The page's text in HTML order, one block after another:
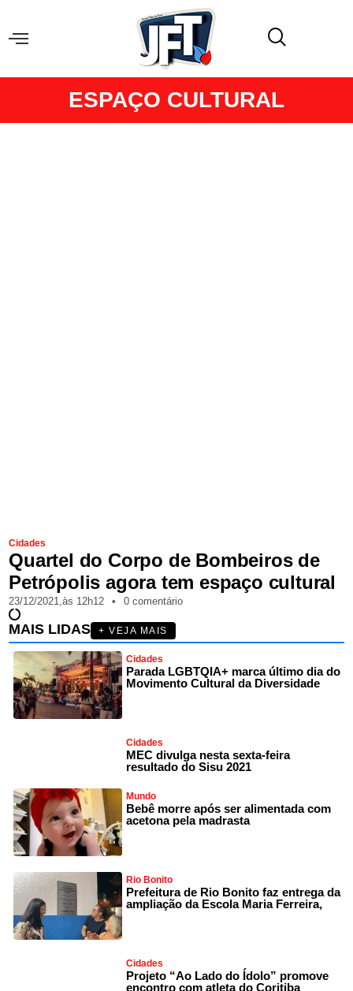
ESPAÇO CULTURAL
Cidades
Quartel do Corpo de Bombeiros de
Petrópolis agora tem espaço cultural
23/12/2021,às 12h12 • 0 comentário
MAIS LIDAS + VEJA MAIS
Cidades
Parada LGBTQIA+ marca último dia do
Movimento Cultural da Diversidade
Cidades
MEC divulga nesta sexta-feira
resultado do Sisu 2021
Mundo
Bebê morre após ser alimentada com
acetona pela madrasta
Rio Bonito
Prefeitura de Rio Bonito faz entrega da
ampliação da Escola Maria Ferreira,
Cidades
Projeto “Ao Lado do Ídolo” promove
encontro com atleta do Coritiba